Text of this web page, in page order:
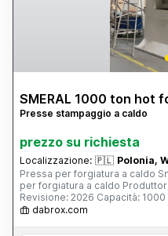
SMERAL 1000 ton hot
Presse stampaggio a caldo
prezzo su richiesta
Localizzazione: 🇵🇱 Polonia,
Pressa per forgiatura a caldo
per forgiatura a caldo
Revisione: 2026 Capacità:
al minuto: 100 Tavolo: 995 x
dabrox.com